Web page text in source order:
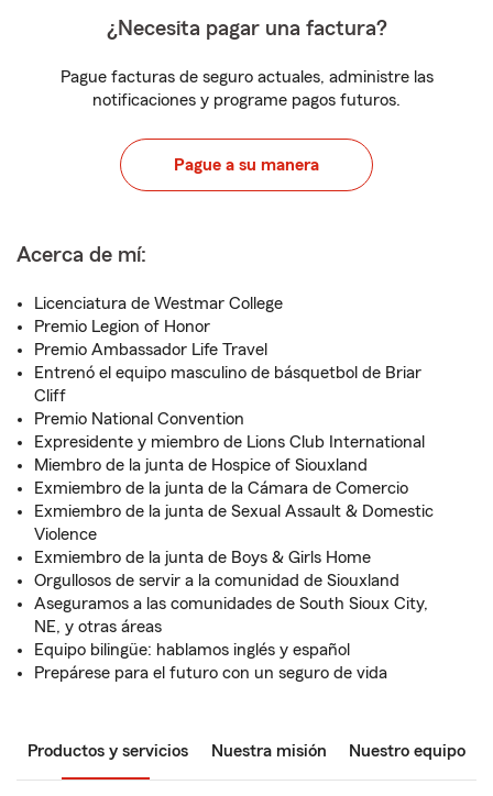
¿Necesita pagar una factura?
Pague facturas de seguro actuales, administre las
notificaciones y programe pagos futuros.
Pague a su manera
Acerca de mí:
Licenciatura de Westmar College
Premio Legion of Honor
Premio Ambassador Life Travel
Entrenó el equipo masculino de básquetbol de Briar
Cliff
Premio National Convention
Expresidente y miembro de Lions Club International
Miembro de la junta de Hospice of Siouxland
Exmiembro de la junta de la Cámara de Comercio
Exmiembro de la junta de Sexual Assault & Domestic
Violence
Exmiembro de la junta de Boys & Girls Home
Orgullosos de servir a la comunidad de Siouxland
Aseguramos a las comunidades de South Sioux City,
NE, y otras áreas
Equipo bilingüe: hablamos inglés y español
Prepárese para el futuro con un seguro de vida
Productos y servicios Nuestra misión Nuestro equipo